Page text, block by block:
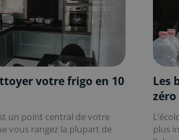
votre frigo en 10
un point central de votre
vous rangez la plupart de
Les
plus